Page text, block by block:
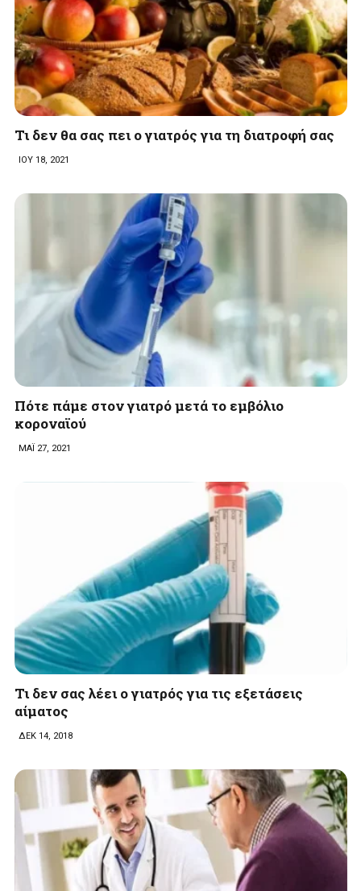
Τι δεν θα σας πει ο γιατρός για τη διατροφή σας
ΙΟΥ 18, 2021
Πότε πάμε στον γιατρό μετά το εμβόλιο
κοροναϊού
ΜΑΪ 27, 2021
Τι δεν σας λέει ο γιατρός για τις εξετάσεις
αίματος
ΔΕΚ 14, 2018